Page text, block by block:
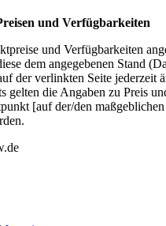
und Verfügbarkeiten
und Verfügbarkeiten
dem angegebenen Stand
der verlinkten Seite jederzeit
gelten die Angaben zu Preis
[auf der/den